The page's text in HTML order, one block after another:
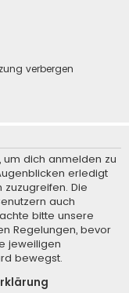
verbergen
um dich anmelden zu
erledigt
Die
auch
bitte unsere
Regelungen, bevor
jeweiligen
bewegst.